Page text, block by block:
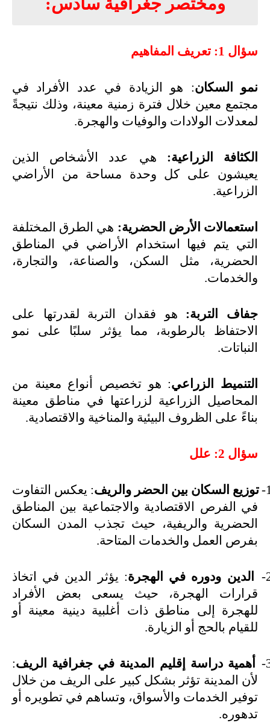
سؤال 1: تعريف المفاهيم
نمو السكان: هو الزيادة في عدد الأفراد في
مجتمع معين خلال فترة زمنية معينة، وذلك نتيجةً
لمعدلات الولادات والوفيات والهجرة.
الكثافة الزراعية: هي عدد الأشخاص الذين
يعيشون على كل وحدة مساحة من الأراضي
الزراعية.
استعمالات الأرض الحضرية: هي الطرق المختلفة
التي يتم فيها استخدام الأراضي في المناطق
الحضرية، مثل السكن، والصناعة، والتجارة،
والخدمات.
جفاف التربة: هو فقدان التربة لقدرتها على
الاحتفاظ بالرطوبة، مما يؤثر سلبًا على نمو
النباتات.
التنميط الزراعي: هو تخصيص أنواع معينة من
المحاصيل الزراعية لزراعتها في مناطق معينة
بناءً على الظروف البيئية والمناخية والاقتصادية.
سؤال 2: علل
توزيع السكان بين الحضر والريف: يعكس التفاوت
في الفرص الاقتصادية والاجتماعية بين المناطق
الحضرية والريفية، حيث تجذب المدن السكان
بفرص العمل والخدمات المتاحة.
الدين ودوره في الهجرة: يؤثر الدين في اتخاذ
قرارات الهجرة، حيث يسعى بعض الأفراد
للهجرة إلى مناطق ذات أغلبية دينية معينة أو
للقيام بالحج أو الزيارة.
أهمية دراسة إقليم المدينة في جغرافية الريف:
لأن المدينة تؤثر بشكل كبير على الريف من خلال
توفير الخدمات والأسواق، وتساهم في تطويره أو
تدهوره.